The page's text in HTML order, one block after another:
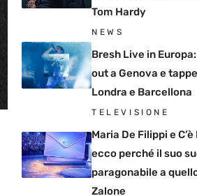
Tom Hardy
NEWS
Bresh Live in
out a Genova e
Londra e Barcellona
TELEVISIONE
Maria De Filippi e
ecco perché il suo
paragonabile a
Zalone